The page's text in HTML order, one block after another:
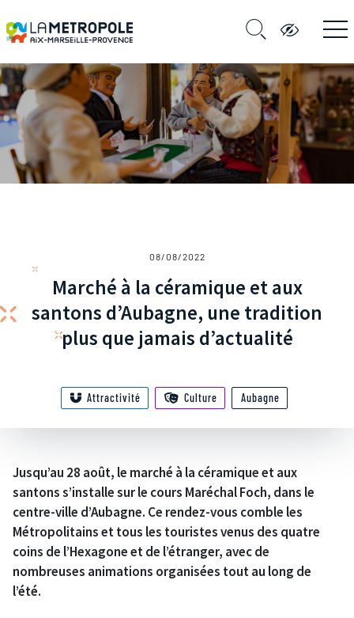
08/08/2022
Marché à la céramique et aux
santons d’Aubagne, une tradition
plus que jamais d’actualité
Attractivité Culture Aubagne
Jusqu’au 28 août, le marché à la céramique et aux
santons s’installe sur le cours Maréchal Foch, dans le
centre-ville d’Aubagne. Ce rendez-vous comble les
Métropolitains et tous les touristes venus des quatre
coins de l’Hexagone et de l’étranger, avec de
nombreuses animations organisées tout au long de
l’été.